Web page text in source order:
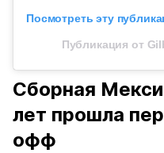
Посмотреть эту
Публикация от
Сборная
лет прошла
офф